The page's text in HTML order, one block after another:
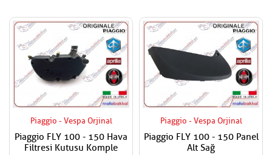
Piaggio - Vespa Orjinal
Piaggio FLY 100 - 150 Hava
Filtresi Kutusu Komple
Piaggio - Vespa Orjinal
Piaggio FLY 100 - 150 Panel
Alt Sağ